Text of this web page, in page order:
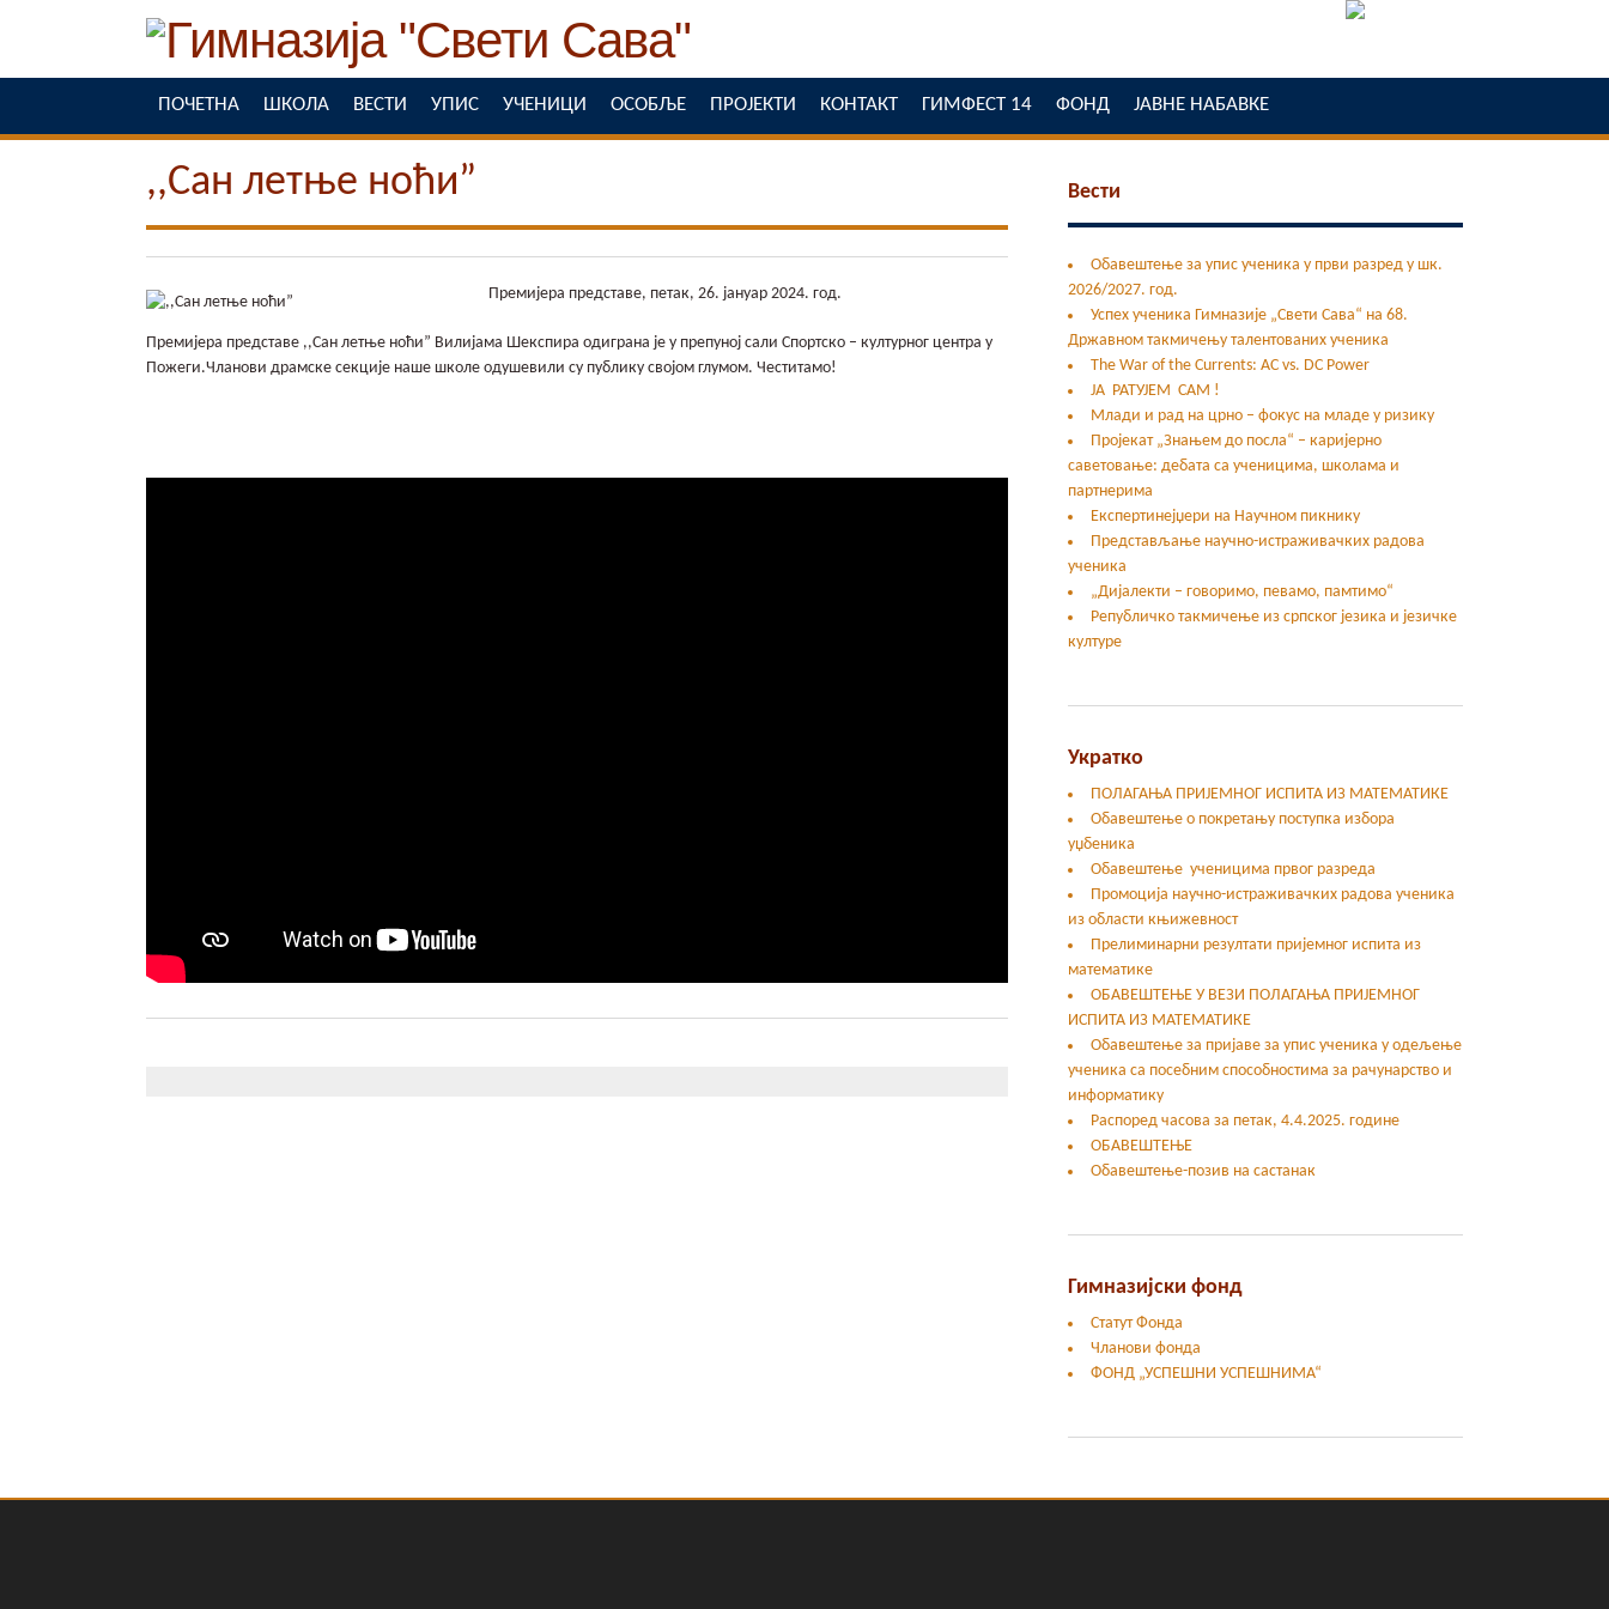
ПОЧЕТНА ШКОЛА ВЕСТИ УПИС УЧЕНИЦИ ОСОБЉЕ ПРОЈЕКТИ КОНТАКТ ГИМФЕСТ 14 ФОНД ЈАВНЕ НАБАВКЕ
,,Сан летње ноћи”
Премијера представе, петак, 26. јануар 2024. год.
Премијера представе ,,Сан летње ноћи” Вилијама Шекспира одиграна је у препуној сали Спортско – културног центра у
Пожеги.Чланови драмске секције наше школе одушевили су публику својом глумом. Честитамо!
Вести
Обавештење за упис ученика у први разред у шк.
2026/2027. год.
Успех ученика Гимназије „Свети Сава“ на 68.
Државном такмичењу талентованих ученика
The War of the Currents: AC vs. DC Power
ЈА РАТУЈЕМ САМ !
Млади и рад на црно – фокус на младе у ризику
Пројекат „Знањем до посла“ – каријерно
саветовање: дебата са ученицима, школама и
партнерима
Експертинејџери на Научном пикнику
Представљање научно-истраживачких радова
ученика
„Дијалекти – говоримо, певамо, памтимо“
Републичко такмичење из српског језика и језичке
културе
Укратко
ПОЛАГАЊА ПРИЈЕМНОГ ИСПИТА ИЗ МАТЕМАТИКЕ
Обавештење о покретању поступка избора
уџбеника
Обавештење ученицима првог разреда
Промоција научно-истраживачких радова ученика
из области књижевност
Прелиминарни резултати пријемног испита из
математике
ОБАВЕШТЕЊЕ У ВЕЗИ ПОЛАГАЊА ПРИЈЕМНОГ
ИСПИТА ИЗ МАТЕМАТИКЕ
Oбавештење за пријаве за упис ученика у одељење
ученика са посебним способностима за рачунарство и
информатику
Распоред часова за петак, 4.4.2025. године
ОБАВЕШТЕЊЕ
Обавештење-позив на састанак
Гимназијски фонд
Статут Фонда
Чланови фонда
ФОНД „УСПЕШНИ УСПЕШНИМА“